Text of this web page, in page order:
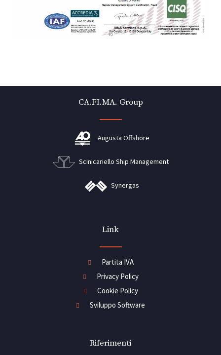
CA.FI.MA. Group
Augusta Offshore
Scinicariello Ship Management
Synergas
Link
Partita IVA
Privacy Policy
Cookie Policy
Sviluppo Software
Riferimenti